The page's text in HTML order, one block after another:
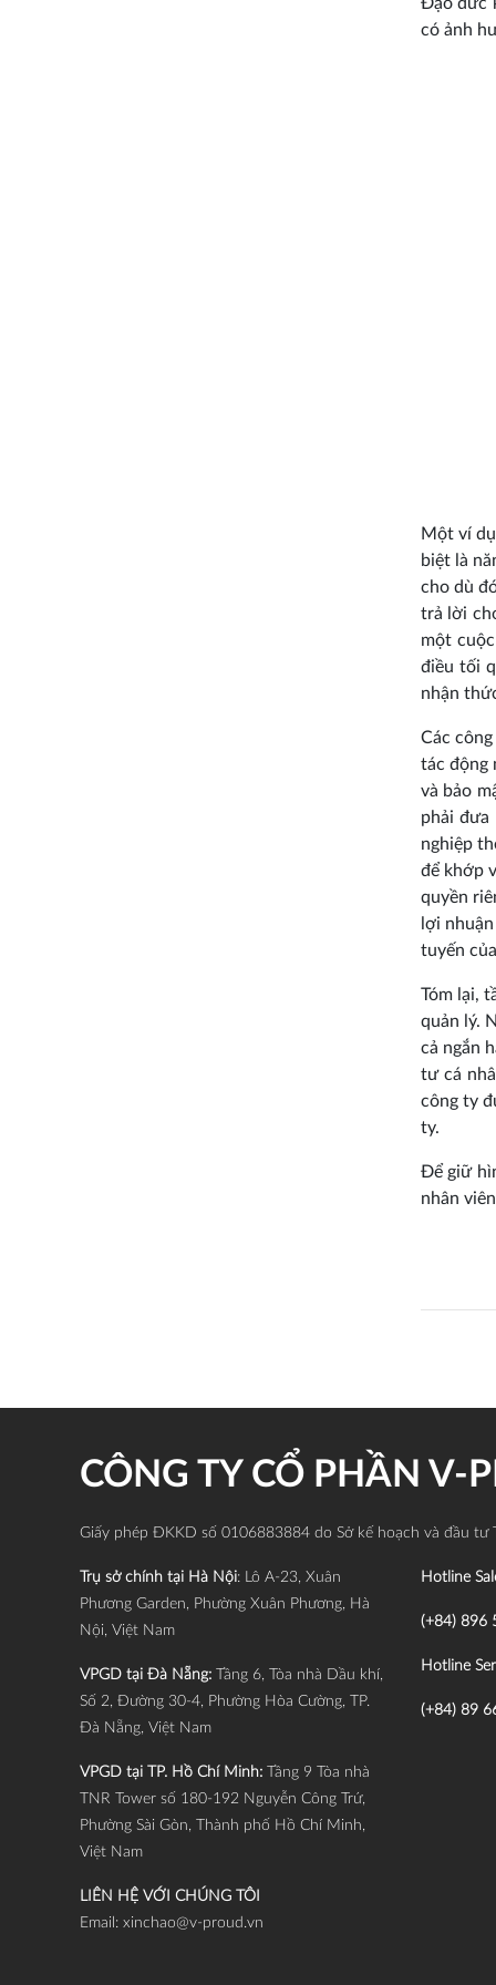
có ảnh
Một ví
biệt là
cho dù
trả lời
một
điều tối
nhận
Các
tác động
và bảo
phải
nghiệp
để khớp
quyền
lợi
tuyến
Tóm lại,
quản lý.
cả ngắn
tư cá
công ty
ty.
Để giữ
nhân
CÔNG TY CỔ PHẦN V-
Giấy phép ĐKKD số 0106883884 do Sở kế hoạch và đầu
Trụ sở chính tại Hà Nội: Lô A-23, Xuân
Phương Garden, Phường Xuân Phương, Hà
Nội, Việt Nam
VPGD tại Đà Nẵng: Tầng 6, Tòa nhà Dầu khí,
Số 2, Đường 30-4, Phường Hòa Cường, TP.
Đà Nẵng, Việt Nam
VPGD tại TP. Hồ Chí Minh:
Tầng 9 Tòa nhà
TNR Tower số 180-192 Nguyễn Công Trứ,
Phường Sài Gòn, Thành phố Hồ Chí Minh,
Việt Nam
LIÊN HỆ VỚI CHÚNG TÔI
Email: xinchao@v-proud.vn
Hotline
(+84) 896
Hotline
(+84) 89